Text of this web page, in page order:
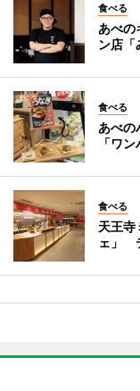
食べる
あべの
ン店
食べる
あべ
「ワ
食べる
天王寺
ェ」